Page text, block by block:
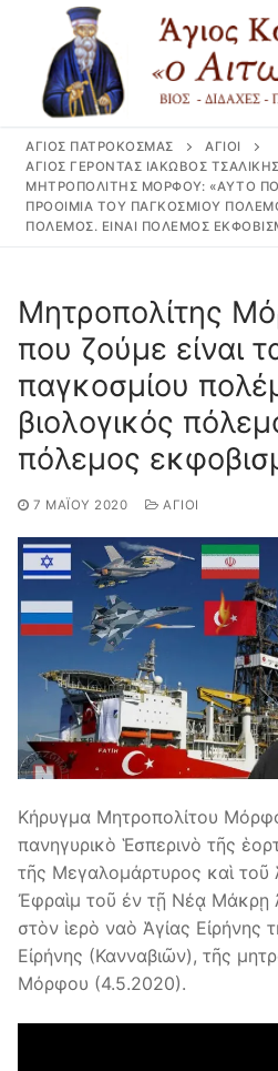
Μετάβαση
περιεχόμενο
Αναζήτηση για:
ΆΓΙΟΣ ΠΑΤΡΟΚΟΣΜΆΣ
ΆΓΙΟΙ
ΆΓΙΟΣ ΓΈΡΟΝΤΑΣ ΙΆΚΩΒΟΣ ΤΣΑΛΊΚΗΣ
ΜΗΤΡΟΠΟΛΊΤΗΣ ΜΌΡΦΟΥ: «ΑΥΤΌ
ΠΡΟΟΊΜΙΑ ΤΟΥ ΠΑΓΚΟΣΜΊΟΥ
ΠΌΛΕΜΟΣ. ΕΊΝΑΙ ΠΌΛΕΜΟΣ
Μητροπολίτης
που ζούμε είναι
παγκοσμίου
βιολογικός
πόλεμος
7 ΜΑΪ́ΟΥ 2020 ΆΓΙΟΙ
Κήρυγμα Μητροπολίτου
πανηγυρικὸ Ἑσπερινὸ τῆς
τῆς Μεγαλομάρτυρος καὶ τοῦ
Ἐφραὶμ τοῦ ἐν τῇ Νέᾳ Μάκρῃ
στὸν ἱερὸ ναὸ Ἁγίας Εἰρήνης
Εἰρήνης (Κανναβιῶν), τῆς
Μόρφου (4.5.2020).